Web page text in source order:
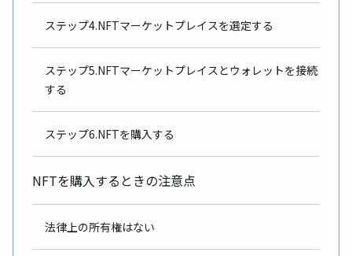
ステップ4.NFTマーケットプレイスを選定する
ステップ5.NFTマーケットプレイスとウォレットを接続
する
ステップ6.NFTを購入する
NFTを購入するときの注意点
法律上の所有権はない